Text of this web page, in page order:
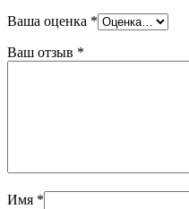
Ваша оценка *
Ваш отзыв *
Имя *